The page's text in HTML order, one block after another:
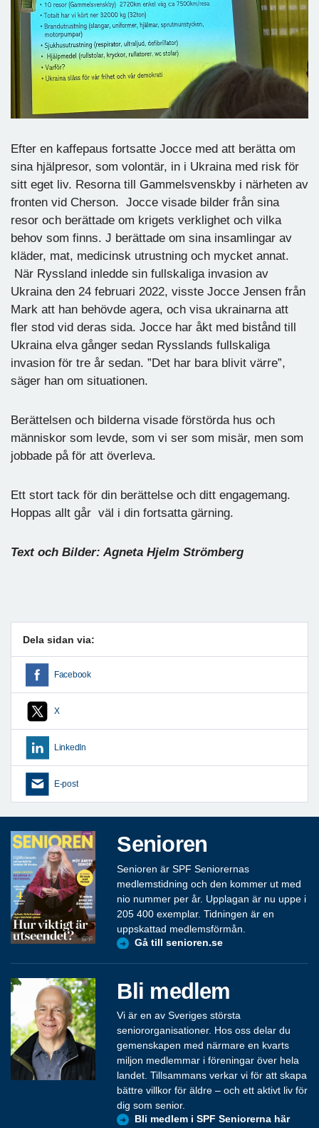
Efter en kaffepaus fortsatte Jocce med att berätta om
sina hjälpresor, som volontär, in i Ukraina med risk för
sitt eget liv. Resorna till Gammelsvenskby i närheten av
fronten vid Cherson. Jocce visade bilder från sina
resor och berättade om krigets verklighet och vilka
behov som finns. J berättade om sina insamlingar av
kläder, mat, medicinsk utrustning och mycket annat.
När Ryssland inledde sin fullskaliga invasion av
Ukraina den 24 februari 2022, visste Jocce Jensen från
Mark att han behövde agera, och visa ukrainarna att
fler stod vid deras sida. Jocce har åkt med bistånd till
Ukraina elva gånger sedan Rysslands fullskaliga
invasion för tre år sedan. ”Det har bara blivit värre”,
säger han om situationen.
Berättelsen och bilderna visade förstörda hus och
människor som levde, som vi ser som misär, men som
jobbade på för att överleva.
Ett stort tack för din berättelse och ditt engagemang.
Hoppas allt går väl i din fortsatta gärning.
Text och Bilder: Agneta Hjelm Strömberg
Dela sidan via:
Facebook
X
LinkedIn
E-post
Senioren
Senioren är SPF Seniorernas
medlemstidning och den kommer ut med
nio nummer per år. Upplagan är nu uppe i
205 400 exemplar. Tidningen är en
uppskattad medlemsförmån.
Gå till senioren.se
Bli medlem
Vi är en av Sveriges största
seniororganisationer. Hos oss delar du
gemenskapen med närmare en kvarts
miljon medlemmar i föreningar över hela
landet. Tillsammans verkar vi för att skapa
bättre villkor för äldre – och ett aktivt liv för
dig som senior.
Bli medlem i SPF Seniorerna här